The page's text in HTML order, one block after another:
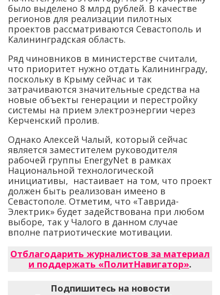
было выделено 8 млрд рублей. В качестве
регионов для реализации пилотных
проектов рассматриваются Севастополь и
Калининградская область.
Ряд чиновников в министерстве считали,
что приоритет нужно отдать Калининграду,
поскольку в Крыму сейчас и так
затрачиваются значительные средства на
новые объекты генерации и перестройку
системы на прием электроэнергии через
Керченский пролив.
Однако Алексей Чалый, который сейчас
является заместителем руководителя
рабочей группы EnergyNet в рамках
Национальной технологической
инициативы, настаивает на том, что проект
должен быть реализован имеено в
Севастополе. Отметим, что «Таврида-
Электрик» будет задействована при любом
выборе, так у Чалого в данном случае
вполне патриотические мотивации.
Отблагодарить журналистов за материал
и поддержать «ПолитНавигатор».
Подпишитесь на новости